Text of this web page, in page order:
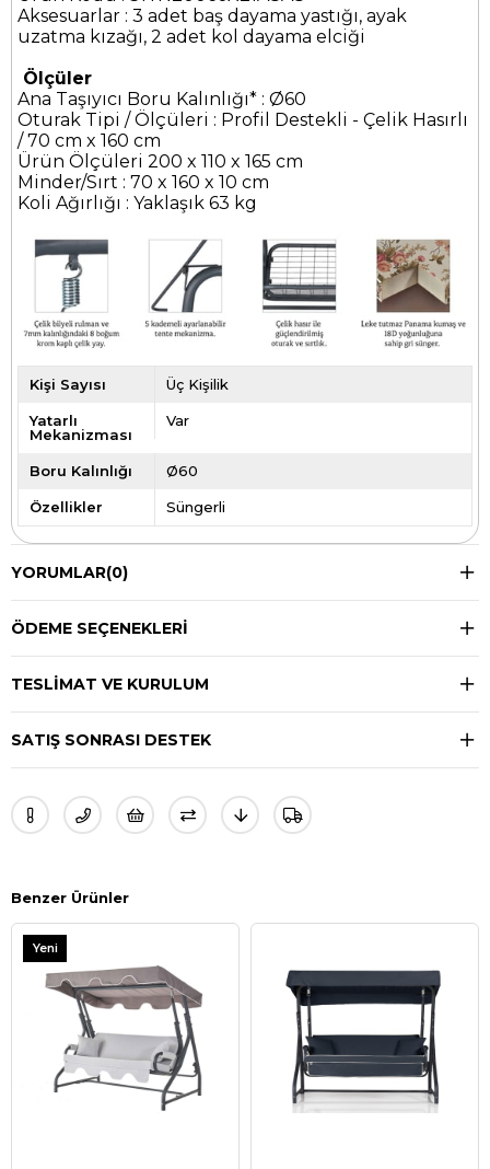
Aksesuarlar : 3 adet baş dayama yastığı, ayak
uzatma kızağı, 2 adet kol dayama elciği
Ölçüler
Ana Taşıyıcı Boru Kalınlığı* : Ø60
Oturak Tipi / Ölçüleri : Profil Destekli - Çelik Hasırlı
/ 70 cm x 160 cm
Ürün Ölçüleri 200 x 110 x 165 cm
Minder/Sırt : 70 x 160 x 10 cm
Koli Ağırlığı : Yaklaşık 63 kg
Kişi Sayısı Üç Kişilik
Yatarlı
Mekanizması
Var
Boru Kalınlığı Ø60
Özellikler Süngerli
YORUMLAR(0)
ÖDEME SEÇENEKLERI
TESLIMAT VE KURULUM
SATIŞ SONRASI DESTEK
Benzer Ürünler
Yeni
Ürün